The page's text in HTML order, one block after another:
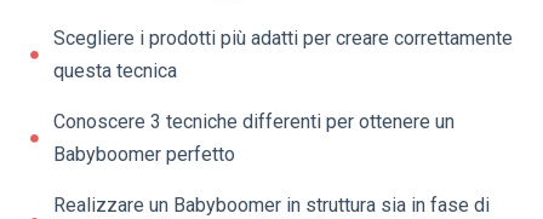
Scegliere i prodotti più adatti per creare correttamente
questa tecnica
Conoscere 3 tecniche differenti per ottenere un
Babyboomer perfetto
Realizzare un Babyboomer in struttura sia in fase di